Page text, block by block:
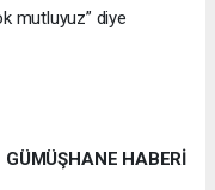
mutluyuz” diye
GÜMÜŞHANE HABERİ